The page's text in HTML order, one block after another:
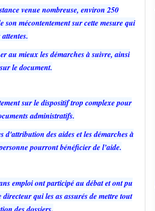
venue nombreuse, environ 250
mécontentement sur cette mesure qui
au mieux les démarches à suivre, ainsi
le document.
sur le dispositif trop complexe pour
administratifs.
d'attribution des aides et les démarches à
pourront bénéficier de l’aide.
emploi ont participé au débat et ont pu
qui les as assurés de mettre tout
des dossiers.